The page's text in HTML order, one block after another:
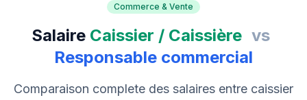
Commerce & Vente
Salaire Caissier / Caissière vs
Responsable commercial
Comparaison complete des salaires entre caissier